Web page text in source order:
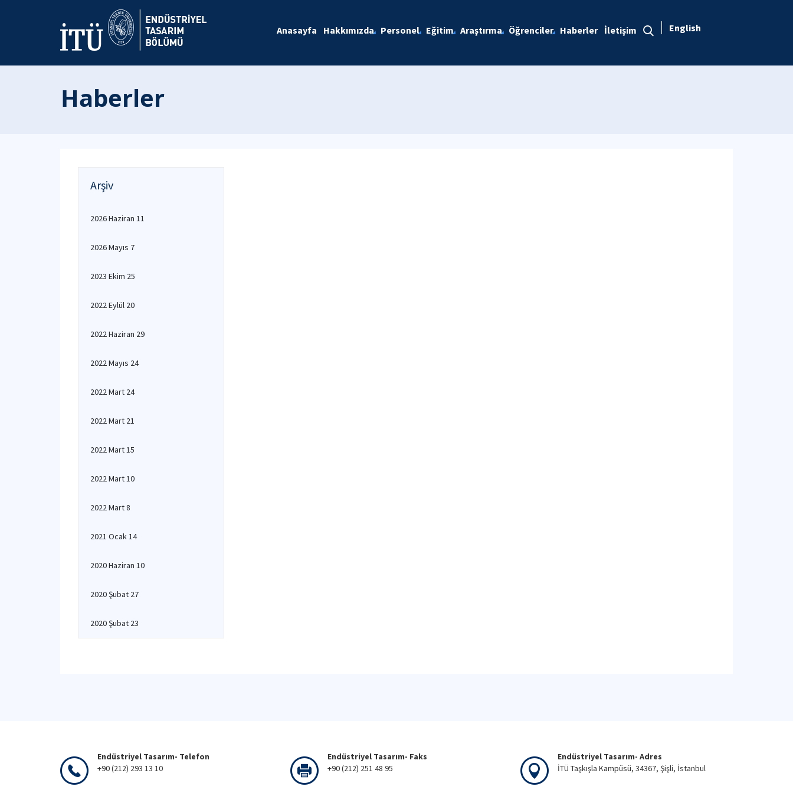
Anasayfa Hakkımızda Personel Eğitim Araştırma Öğrenciler Haberler İletişim English
Haberler
Arşiv
2026 Haziran 11
2026 Mayıs 7
2023 Ekim 25
2022 Eylül 20
2022 Haziran 29
2022 Mayıs 24
2022 Mart 24
2022 Mart 21
2022 Mart 15
2022 Mart 10
2022 Mart 8
2021 Ocak 14
2020 Haziran 10
2020 Şubat 27
2020 Şubat 23
Endüstriyel Tasarım- Telefon
+90 (212) 293 13 10
Endüstriyel Tasarım- Faks
+90 (212) 251 48 95
Endüstriyel Tasarım- Adres
İTÜ Taşkışla Kampüsü, 34367, Şişli, İstanbul